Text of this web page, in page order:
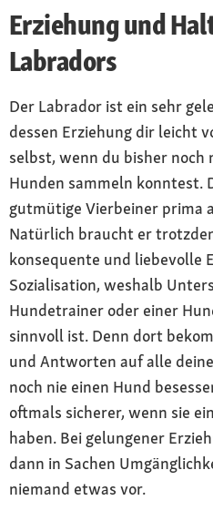
Erziehung und
Labradors
Der Labrador ist ein sehr
dessen Erziehung dir leicht
selbst, wenn du bisher
Hunden sammeln konntest.
gutmütige Vierbeiner prima
Natürlich braucht er
konsequente und liebevolle
Sozialisation, weshalb
Hundetrainer oder einer
sinnvoll ist. Denn dort
und Antworten auf alle
noch nie einen Hund
oftmals sicherer, wenn sie
haben. Bei gelungener
dann in Sachen
niemand etwas vor.